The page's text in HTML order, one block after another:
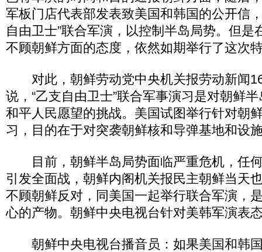
军板门店代表部发表致美国和韩国的公开信
自由卫士”联合军演，以控制半岛局势。但是
不顾朝鲜方面的态度，依然如期举行了这次
对此，朝鲜劳动党中央机关报劳动新闻
说，“乙支自由卫士”联合军事演习是对朝鲜
和平人民愿望的挑战。美国试图举行针对朝
习，目的在于对突袭朝鲜核和导弹基地和设
目前，朝鲜半岛局势面临严重危机，任
引发全面战，朝鲜内阁机关报民主朝鲜当天
不顾朝鲜反对，同美国一起举行联合军演，
心的产物。朝鲜中央电视台针对美韩军演表
朝鲜中央电视台播音员：如果美国和韩